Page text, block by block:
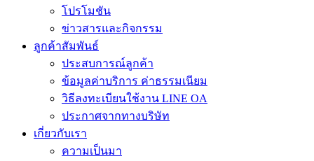
โปรโมชัน
ข่าวสารและกิจกรรม
ลูกค้าสัมพันธ์
ประสบการณ์ลูกค้า
ข้อมูลค่าบริการ ค่าธรรมเนียม
วิธีลงทะเบียนใช้งาน LINE OA
ประกาศจากทางบริษัท
เกี่ยวกับเรา
ความเป็นมา